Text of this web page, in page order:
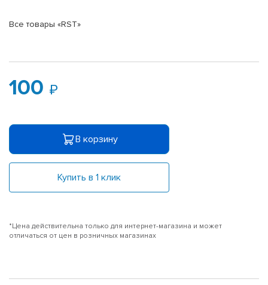
Все товары «RST»
100
В корзину
Купить в 1 клик
*Цена действительна только для интернет-магазина и может
отличаться от цен в розничных магазинах